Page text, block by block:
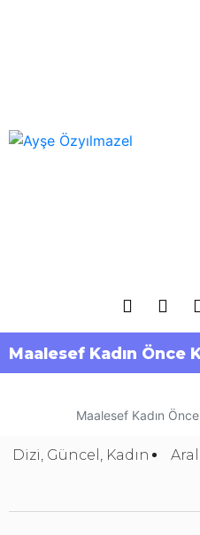
Maalesef Kadın Önce
Maalesef Kadın
Dizi, Güncel , Kadın